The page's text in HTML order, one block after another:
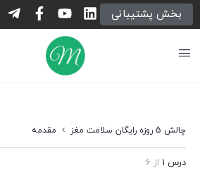
بخش پشتیبانی
چالش 5 روزه رایگان سلامت مغز مقدمه
درس 1 از 6